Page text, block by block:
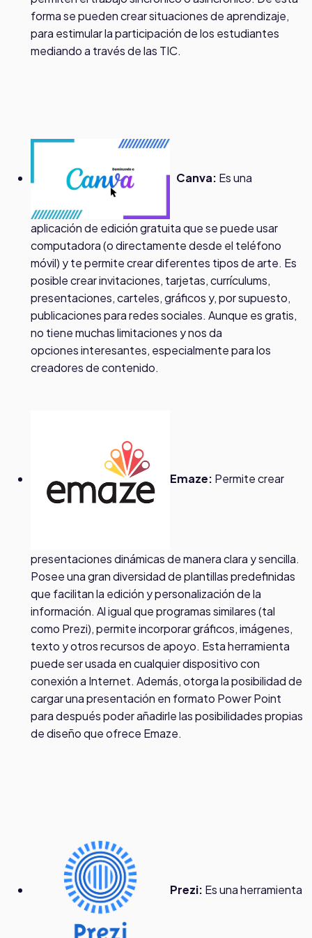
forma se pueden crear situaciones de aprendizaje,
para estimular la participación de los estudiantes
mediando a través de las TIC.
Canva: Es una
aplicación de edición gratuita que se puede usar
computadora (o directamente desde el teléfono
móvil) y te permite crear diferentes tipos de arte. Es
posible crear invitaciones, tarjetas, currículums,
presentaciones, carteles, gráficos y, por supuesto,
publicaciones para redes sociales. Aunque es gratis,
no tiene muchas limitaciones y nos da
opciones interesantes, especialmente para los
creadores de contenido.
Emaze: Permite crear
presentaciones dinámicas de manera clara y sencilla.
Posee una gran diversidad de plantillas predefinidas
que facilitan la edición y personalización de la
información. Al igual que programas similares (tal
como Prezi), permite incorporar gráficos, imágenes,
texto y otros recursos de apoyo. Esta herramienta
puede ser usada en cualquier dispositivo con
conexión a Internet. Además, otorga la posibilidad de
cargar una presentación en formato Power Point
para después poder añadirle las posibilidades propias
de diseño que ofrece Emaze.
Prezi: Es una herramienta